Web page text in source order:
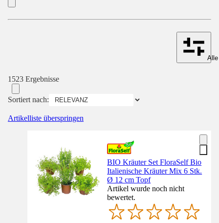
1523 Ergebnisse
Sortiert nach:
Artikelliste überspringen
BIO Kräuter Set FloraSelf Bio
Italienische Kräuter Mix 6 Stk.
Ø 12 cm Topf
Artikel wurde noch nicht
bewertet.